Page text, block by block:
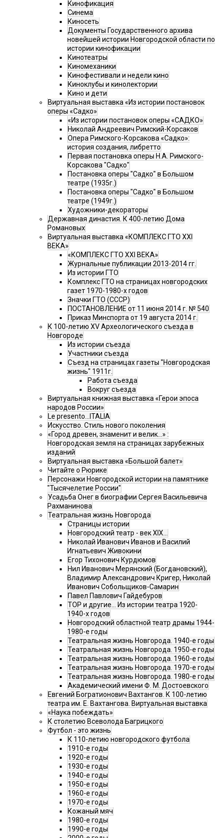
Кинофикация
Синема
Киносеть
Документы Государственного архива
новейшей истории Новгородской области по
истории кинофикации
Кинотеатры
Киномеханики
Кинофестивали и недели кино
Киноклубы и кинолектории
Кино и дети
Виртуальная выставка «Из истории постановок
оперы «Садко»
«Из истории постановок оперы «САДКО»
Николай Андреевич Римский-Корсаков
Опера Римского-Корсакова «Садко»:
история создания, либретто
Первая постановка оперы Н.А. Римского-
Корсакова "Садко"
Постановка оперы "Садко" в Большом
театре (1935г.)
Постановка оперы "Садко" в Большом
театре (1949г.)
Художники-декораторы
Державная династия. К 400-летию Дома
Романовых
Виртуальная выставка «КОМПЛЕКС ГТО XXI
ВЕКА»
«КОМПЛЕКС ГТО XXI ВЕКА»
Журнальные публикации 2013-2014 гг.
Из истории ГТО
Комплекс ГТО на страницах новгородских
газет 1970-1980-х годов
Значки ГТО (СССР)
ПОСТАНОВЛЕНИЕ от 11 июня 2014 г. № 540
Приказ Минспорта от 19 августа 2014 г.
К 100-летию XV Археологического съезда в
Новгороде
Из истории съезда
Участники съезда
Cъезд на страницах газеты "Новгородская
жизнь" 1911г.
Работа съезда
Вокруг съезда
Виртуальная книжная выставка «Герои эпоса
народов России»
Le presento...ITALIA
Искусство. Стиль нового поколения
«Город древен, знаменит и велик…» :
Новгородская земля на страницах зарубежных
изданий
Виртуальная выставка «Большой балет»
Читайте о Рюрике
Персонажи Новгородской истории на памятнике
"Тысячелетие России"
Усадьба Онег в биографии Сергея Васильевича
Рахманинова
Театральная жизнь Новгорода
Страницы истории
Новгородский театр - век XIX…
Николай Иванович Иванов и Василий
Игнатьевич Живокини
Егор Тихонович Курдюмов
Нил Иванович Мерянский (Богдановский),
Владимир Александрович Кригер, Николай
Иванович Собольщиков-Самарин
Павел Павлович Гайдебуров
ТОР и другие… Из истории театра 1920-
1940-х годов
Новгородский областной театр драмы 1944-
1980-е годы
Театральная жизнь Новгорода. 1940-е годы
Театральная жизнь Новгорода. 1950-е годы
Театральная жизнь Новгорода. 1960-е годы
Театральная жизнь Новгорода. 1970-е годы
Театральная жизнь Новгорода. 1980-е годы
Академический имени Ф. М. Достоевского
Евгений Богратионович Вахтангов. К 100-летию
театра им. Е. Вахтангова. Виртуальная выставка
«Наука побеждать»
К столетию Всеволода Багрицкого
Футбол - это жизнь
К 110-летию новгородского футбола
1910-е годы
1920-е годы
1930-е годы
1940-е годы
1950-е годы
1960-е годы
1970-е годы
Кожаный мяч
1980-е годы
1990-е годы